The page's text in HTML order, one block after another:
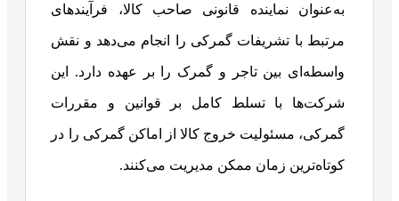
به‌عنوان نماینده قانونی صاحب کالا، فرآیندهای
مرتبط با تشریفات گمرکی را انجام می‌دهد و نقش
واسطه‌ای بین تاجر و گمرک را بر عهده دارد. این
شرکت‌ها با تسلط کامل بر قوانین و مقررات
گمرکی، مسئولیت خروج کالا از اماکن گمرکی را در
کوتاه‌ترین زمان ممکن مدیریت می‌کنند.